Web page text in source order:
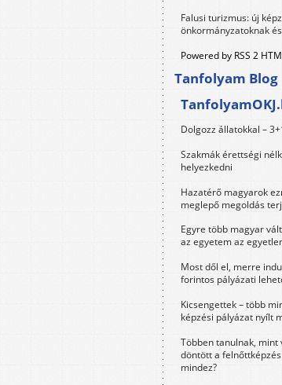
Falusi turizmus: új
önkormányzatoknak
Powered by RSS 2
Tanfolyam Blog
Dolgozz állatokkal –
Szakmák érettségi
helyezkedni
Hazatérő magyarok
meglepő megoldás
Egyre több magyar
az egyetem az
Most dől el, merre
forintos pályázati
Kicsengettek – több
képzési pályázat nyílt
Többen tanulnak, mint
döntött a
mindez?